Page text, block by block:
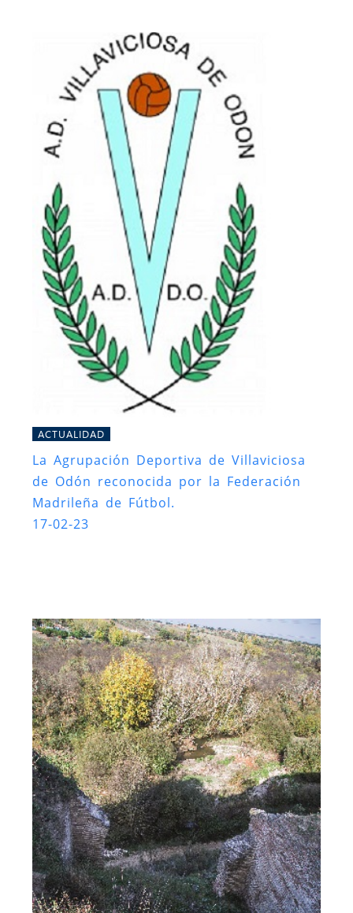
ACTUALIDAD
La Agrupación Deportiva de Villaviciosa
de Odón reconocida por la Federación
Madrileña de Fútbol.
17-02-23